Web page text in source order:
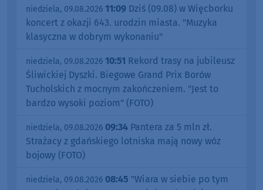
niedziela, 09.08.2026 11:09 Dziś (09.08) w Więcborku
koncert z okazji 643. urodzin miasta. "Muzyka
klasyczna w dobrym wykonaniu"
niedziela, 09.08.2026 10:51 Rekord trasy na jubileusz
Śliwickiej Dyszki. Biegowe Grand Prix Borów
Tucholskich z mocnym zakończeniem. "Jest to
bardzo wysoki poziom" (FOTO)
niedziela, 09.08.2026 09:34 Pantera za 5 mln zł.
Strażacy z gdańskiego lotniska mają nowy wóz
bojowy (FOTO)
niedziela, 09.08.2026 08:45 "Wiara w siebie po tym